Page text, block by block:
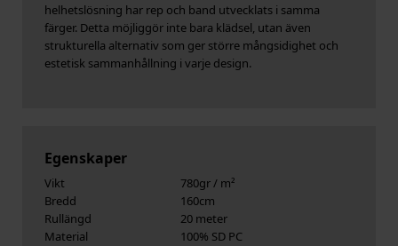
helhetslösning har rep och band utvecklats i samma
färger. Detta möjliggör inte bara klädsel, utan även
strukturella alternativ som ger större mångsidighet och
estetisk sammanhållning i varje design.
Egenskaper
Vikt
780gr / m²
Bredd
160cm
Rullängd
20 meter
Material
100% SD PC